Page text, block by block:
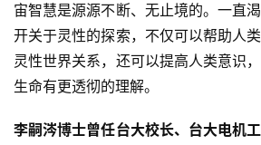
宙智慧是源源不断、无止境的。一直
开关于灵性的探索，不仅可以帮助人
灵性世界关系，还可以提高人类意识
生命有更透彻的理解。
李嗣涔博士曾任台大校长、台大电机